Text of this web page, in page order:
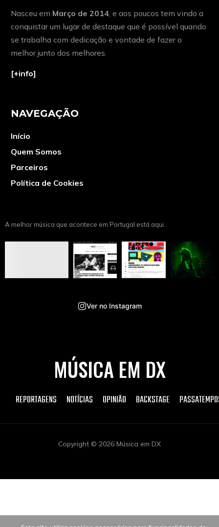
Nasceu em Março de 2014 , e aos poucos tem vindo a
conquistar um lugar de destaque que é possível quando
se trabalha com dedicação e vontade de fazer o
melhor junto dos melhores.
[+info]
NAVEGAÇÃO
Início
Quem Somos
Parceiros
Política de Cookies
A melhor música que acontece em Portugal está aqui.
Ver no Instagram
MÚSICA EM DX
REPORTAGENS NOTÍCIAS OPINIÃO BACKSTAGE
Copyright © 2026 Música em DX